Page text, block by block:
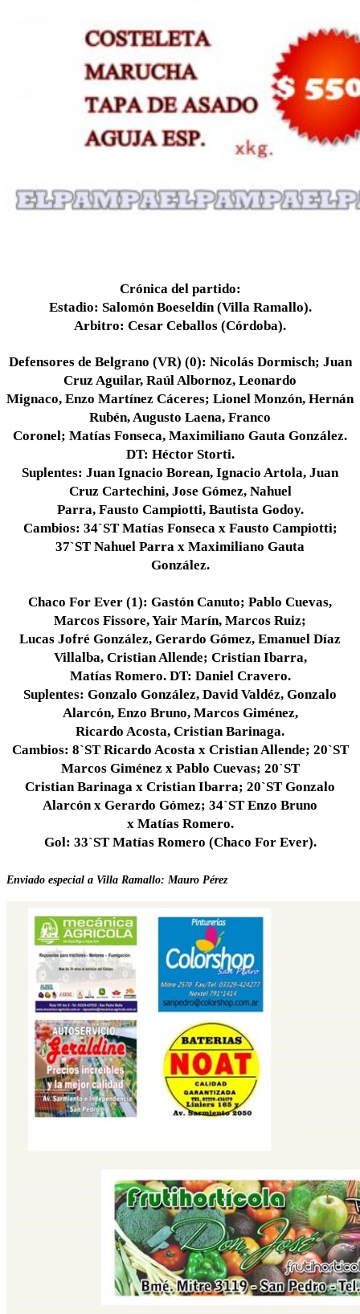
Crónica del partido:
Estadio: Salomón Boeseldín (Villa Ramallo).
Arbitro: Cesar Ceballos (Córdoba).
Defensores de Belgrano (VR) (0): Nicolás Dormisch; Juan
Cruz Aguilar, Raúl Albornoz, Leonardo
Mignaco, Enzo Martínez Cáceres; Lionel Monzón, Hernán
Rubén, Augusto Laena, Franco
Coronel; Matías Fonseca, Maximiliano Gauta González.
DT: Héctor Storti.
Suplentes: Juan Ignacio Borean, Ignacio Artola, Juan
Cruz Cartechini, Jose Gómez, Nahuel
Parra, Fausto Campiotti, Bautista Godoy.
Cambios: 34`ST Matías Fonseca x Fausto Campiotti;
37`ST Nahuel Parra x Maximiliano Gauta
González.
Chaco For Ever (1): Gastón Canuto; Pablo Cuevas,
Marcos Fissore, Yair Marín, Marcos Ruiz;
Lucas Jofré González, Gerardo Gómez, Emanuel Díaz
Villalba, Cristian Allende; Cristian Ibarra,
Matías Romero. DT: Daniel Cravero.
Suplentes: Gonzalo González, David Valdéz, Gonzalo
Alarcón, Enzo Bruno, Marcos Giménez,
Ricardo Acosta, Cristian Barinaga.
Cambios: 8`ST Ricardo Acosta x Cristian Allende; 20`ST
Marcos Giménez x Pablo Cuevas; 20`ST
Cristian Barinaga x Cristian Ibarra; 20`ST Gonzalo
Alarcón x Gerardo Gómez; 34`ST Enzo Bruno
x Matías Romero.
Gol: 33`ST Matías Romero (Chaco For Ever).
Enviado especial a Villa Ramallo: Mauro Pérez